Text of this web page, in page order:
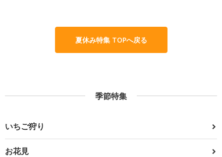
夏休み特集 TOPへ戻る
季節特集
いちご狩り
お花見